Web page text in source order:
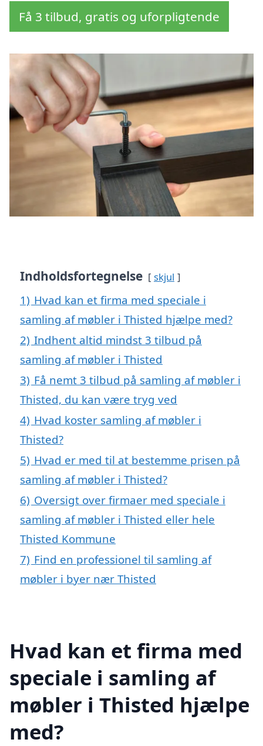
Få 3 tilbud, gratis og uforpligtende
Indholdsfortegnelse skjul
1) Hvad kan et firma med speciale i
samling af møbler i Thisted hjælpe med?
2) Indhent altid mindst 3 tilbud på
samling af møbler i Thisted
3) Få nemt 3 tilbud på samling af møbler i
Thisted, du kan være tryg ved
4) Hvad koster samling af møbler i
Thisted?
5) Hvad er med til at bestemme prisen på
samling af møbler i Thisted?
6) Oversigt over firmaer med speciale i
samling af møbler i Thisted eller hele
Thisted Kommune
7) Find en professionel til samling af
møbler i byer nær Thisted
Hvad kan et firma med
speciale i samling af
møbler i Thisted hjælpe
med?